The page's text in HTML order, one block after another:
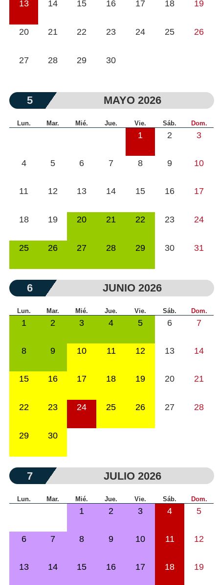
13 14 15 16 17 18 19
20 21 22 23 24 25 26
27 28 29 30
5 MAYO 2026
Lun. Mar. Mié. Jue. Vie. Sáb. Dom.
1 2 3
4 5 6 7 8 9 10
11 12 13 14 15 16 17
18 19 20 21 22 23 24
25 26 27 28 29 30 31
6 JUNIO 2026
Lun. Mar. Mié. Jue. Vie. Sáb. Dom.
1 2 3 4 5 6 7
8 9 10 11 12 13 14
15 16 17 18 19 20 21
22 23 24 25 26 27 28
29 30
7 JULIO 2026
Lun. Mar. Mié. Jue. Vie. Sáb. Dom.
1 2 3 4 5
6 7 8 9 10 11 12
13 14 15 16 17 18 19